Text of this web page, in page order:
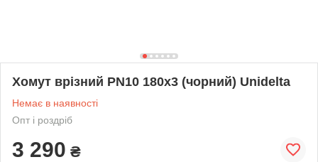
Хомут врізний PN10 180х3 (чорний) Unidelta
Немає в наявності
Опт і роздріб
3 290 ₴